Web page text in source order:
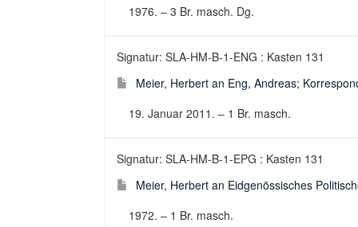
1976. – 3 Br. masch. Dg.
Signatur: SLA-HM-B-1-ENG : Kasten 131
Meier, Herbert an Eng, Andreas;
19. Januar 2011. – 1 Br. masch.
Signatur: SLA-HM-B-1-EPG : Kasten 131
Meier, Herbert an Eidgenössisches
1972. – 1 Br. masch.